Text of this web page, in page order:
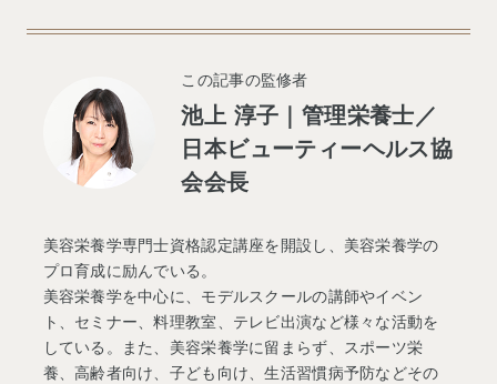
この記事の監修者
池上 淳子｜管理栄養士／
日本ビューティーヘルス協
会会長
美容栄養学専門士資格認定講座を開設し、美容栄養学の
プロ育成に励んでいる。
美容栄養学を中心に、モデルスクールの講師やイベン
ト、セミナー、料理教室、テレビ出演など様々な活動を
している。また、美容栄養学に留まらず、スポーツ栄
養、高齢者向け、子ども向け、生活習慣病予防などその